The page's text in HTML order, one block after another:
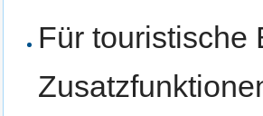
Für touristische